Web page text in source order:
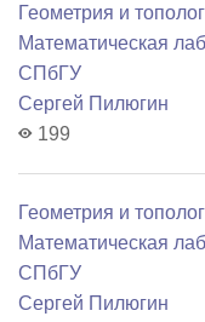
Геометрия и
Математичеcкая
СПбГУ
Сергей Пилюгин
199
Геометрия и
Математичеcкая
СПбГУ
Сергей Пилюгин